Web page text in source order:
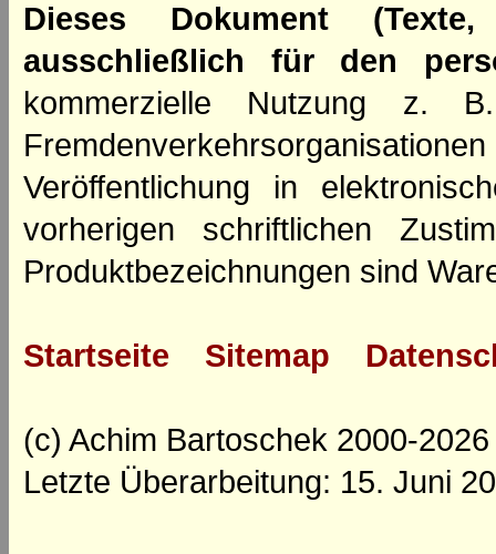
Dieses Dokument
ausschließlich für den
kommerzielle Nutzung z.
Veröffentlichung in
vorherigen schriftlichen
Produktbezeichnungen sind
Startseite Sitemap
(c) Achim Bartoschek 2000-2026
Letzte Überarbeitung: 15. Juni